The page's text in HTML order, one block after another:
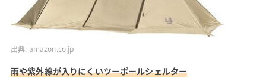
出典: amazon.co.jp
雨や紫外線が入りにくいツーポールシェルター